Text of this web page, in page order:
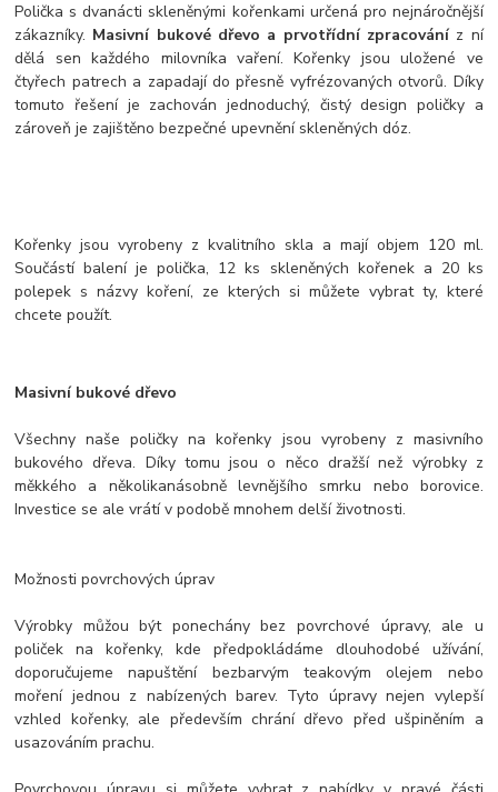
Polička s dvanácti skleněnými kořenkami určená pro nejnáročnější
zákazníky. Masivní bukové dřevo a prvotřídní zpracováníz ní
dělá sen každého milovníka vaření. Kořenky jsou uložené ve
čtyřech patrech a zapadají do přesně vyfrézovaných otvorů. Díky
tomuto řešení je zachován jednoduchý, čistý design poličky a
zároveň je zajištěno bezpečné upevnění skleněných dóz.
Kořenky jsou vyrobeny z kvalitního skla a mají objem 120 ml.
Součástí balení je polička, 12 ks skleněných kořenek a 20 ks
polepek s názvy koření, ze kterých si můžete vybrat ty, které
chcete použít.
Masivní bukové dřevo
Všechny naše poličky na kořenky jsou vyrobeny z masivního
bukového dřeva. Díky tomu jsou o něco dražší než výrobky z
měkkého a několikanásobně levnějšího smrku nebo borovice.
Investice se ale vrátí v podobě mnohem delší životnosti.
Možnosti povrchových úprav
Výrobky můžou být ponechány bez povrchové úpravy, ale u
poliček na kořenky, kde předpokládáme dlouhodobé užívání,
doporučujeme napuštění bezbarvým teakovým olejem nebo
moření jednou z nabízených barev. Tyto úpravy nejen vylepší
vzhled kořenky, ale především chrání dřevo před ušpiněním a
usazováním prachu.